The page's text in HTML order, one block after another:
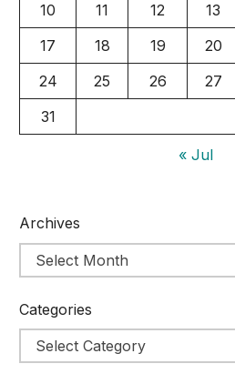
10
11 12 13
17
18 19 20
24
25 26 27
31
« Jul
Archives
Categories